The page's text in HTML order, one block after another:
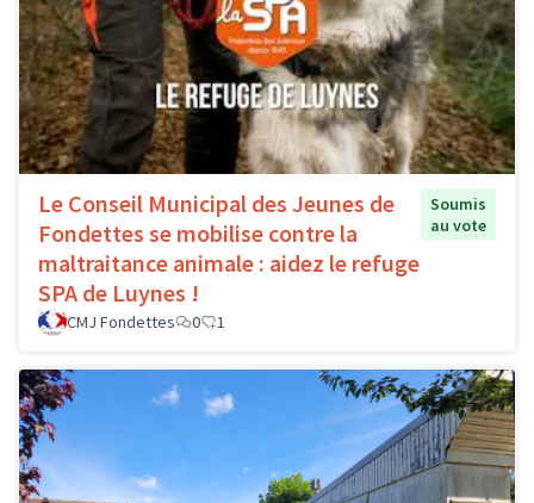
Le Conseil Municipal des Jeunes de
Fondettes se mobilise contre la
maltraitance animale : aidez le refuge
SPA de Luynes !
Soumis
au vote
CMJ Fondettes 0 1